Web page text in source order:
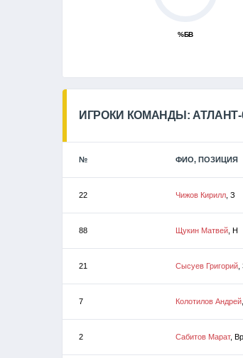
%БВ
ИГРОКИ КОМАНДЫ:
№ ФИО, ПОЗИЦИЯ
22 Чижов Кирилл, З
88 Щукин Матвей, Н
21 Сысуев Григорий,
7 Колотилов Андрей
2 Сабитов Марат,